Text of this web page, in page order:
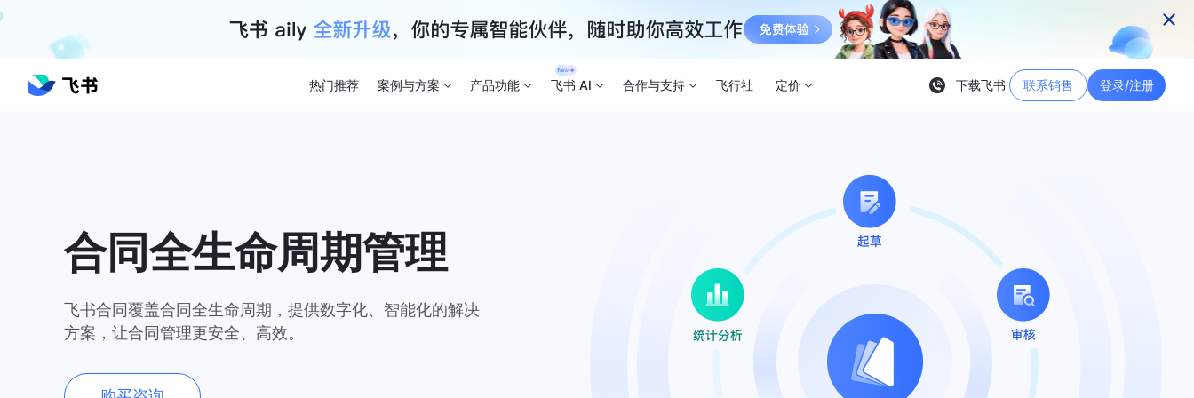
热门推荐 案例与方案 产品功能 飞书 AI 合作与支持 飞行社 定价 下载飞书 联系销售 登录/注册
合同全生命周期管理
飞书合同覆盖合同全生命周期，提供数字化、智能化的解决
方案，让合同管理更安全、高效。